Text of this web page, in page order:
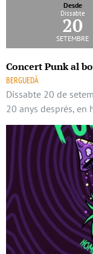
Desde
Dissabte
20
setembre
Concert Punk al
BERGUEDÀ
Dissabte 20 de
20 anys després, en